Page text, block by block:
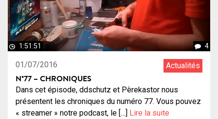
1:51:51 4
01/07/2016 Actualités
N°77 – CHRONIQUES
Dans cet épisode, ddschutz et Pèrekastor nous
présentent les chroniques du numéro 77. Vous pouvez
« streamer » notre podcast, le […] Lire la suite